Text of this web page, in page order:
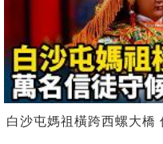
白沙屯媽祖橫跨西螺大橋